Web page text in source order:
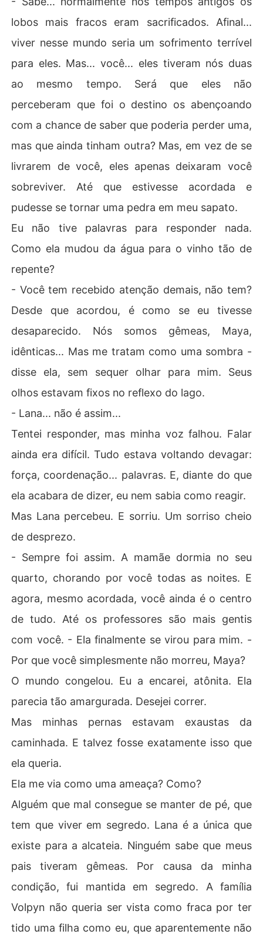
lobos mais fracos eram sacrificados. Afinal...
viver nesse mundo seria um sofrimento terrível
para eles. Mas... você... eles tiveram nós duas
ao mesmo tempo. Será que eles não
perceberam que foi o destino os abençoando
com a chance de saber que poderia perder uma,
mas que ainda tinham outra? Mas, em vez de se
livrarem de você, eles apenas deixaram você
sobreviver. Até que estivesse acordada e
pudesse se tornar uma pedra em meu sapato.
Eu não tive palavras para responder nada.
Como ela mudou da água para o vinho tão de
repente?
- Você tem recebido atenção demais, não tem?
Desde que acordou, é como se eu tivesse
desaparecido. Nós somos gêmeas, Maya,
idênticas... Mas me tratam como uma sombra -
disse ela, sem sequer olhar para mim. Seus
olhos estavam fixos no reflexo do lago.
- Lana... não é assim...
Tentei responder, mas minha voz falhou. Falar
ainda era difícil. Tudo estava voltando devagar:
força, coordenação... palavras. E, diante do que
ela acabara de dizer, eu nem sabia como reagir.
Mas Lana percebeu. E sorriu. Um sorriso cheio
de desprezo.
- Sempre foi assim. A mamãe dormia no seu
quarto, chorando por você todas as noites. E
agora, mesmo acordada, você ainda é o centro
de tudo. Até os professores são mais gentis
com você. - Ela finalmente se virou para mim. -
Por que você simplesmente não morreu, Maya?
O mundo congelou. Eu a encarei, atônita. Ela
parecia tão amargurada. Desejei correr.
Mas minhas pernas estavam exaustas da
caminhada. E talvez fosse exatamente isso que
ela queria.
Ela me via como uma ameaça? Como?
Alguém que mal consegue se manter de pé, que
tem que viver em segredo. Lana é a única que
existe para a alcateia. Ninguém sabe que meus
pais tiveram gêmeas. Por causa da minha
condição, fui mantida em segredo. A família
Volpyn não queria ser vista como fraca por ter
tido uma filha como eu, que aparentemente não